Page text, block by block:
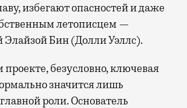
избегают опасностей и даже
летописцем —
Элайзой Бин (Долли Уэллс).
безусловно, ключевая
значится лишь
роли. Основатель